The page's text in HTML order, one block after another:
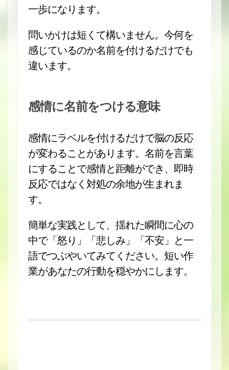
一歩になります。
問いかけは短くて構いません。今何を
感じているのか名前を付けるだけでも
違います。
感情に名前をつける意味
感情にラベルを付けるだけで脳の反応
が変わることがあります。名前を言葉
にすることで感情と距離ができ、即時
反応ではなく対処の余地が生まれま
す。
簡単な実践として、揺れた瞬間に心の
中で「怒り」「悲しみ」「不安」と一
語でつぶやいてみてください。短い作
業があなたの行動を穏やかにします。